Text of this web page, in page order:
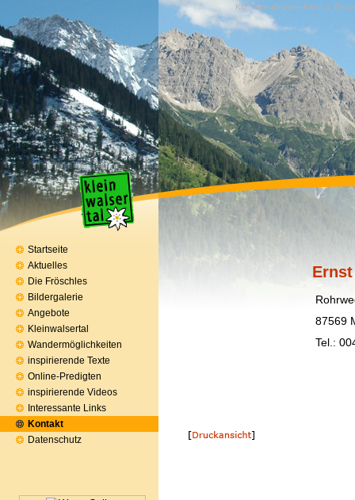
Kontaktaufnahme-Ernst u.
Ernst und
Rohrweg
87569
Tel.: 0043 -
Startseite
Aktuelles
Die Fröschles
Bildergalerie
Angebote
Kleinwalsertal
Wandermöglichkeiten
inspirierende Texte
Online-Predigten
inspirierende Videos
Interessante Links
Kontakt
Datenschutz